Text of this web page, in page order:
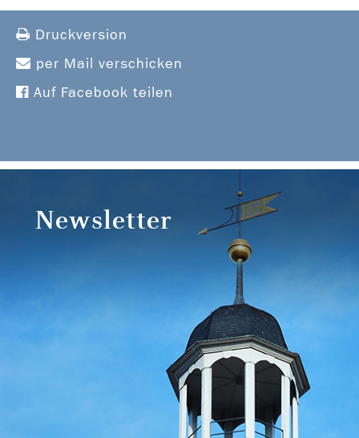
Druckversion
per Mail verschicken
Auf Facebook teilen
Newsletter